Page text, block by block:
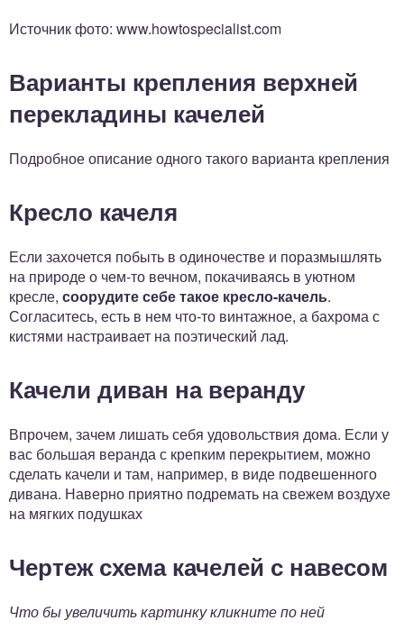
Источник фото: www.howtospecialist.com
Варианты крепления верхней
перекладины качелей
Подробное описание одного такого варианта крепления
Кресло качеля
Если захочется побыть в одиночестве и поразмышлять
на природе о чем-то вечном, покачиваясь в уютном
кресле, соорудите себе такое кресло-качель.
Согласитесь, есть в нем что-то винтажное, а бахрома с
кистями настраивает на поэтический лад.
Качели диван на веранду
Впрочем, зачем лишать себя удовольствия дома. Если у
вас большая веранда с крепким перекрытием, можно
сделать качели и там, например, в виде подвешенного
дивана. Наверно приятно подремать на свежем воздухе
на мягких подушках
Чертеж схема качелей с навесом
Что бы увеличить картинку кликните по ней